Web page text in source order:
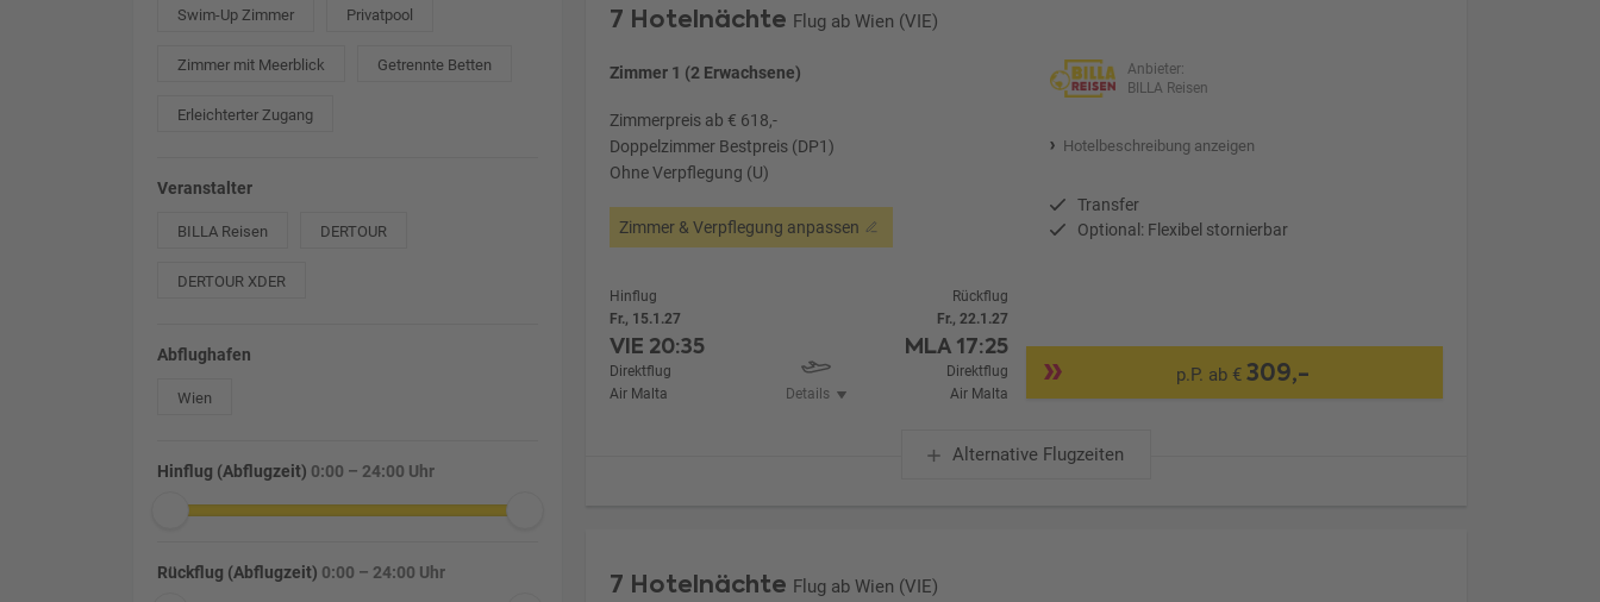
Swim-Up Zimmer Privatpool
Zimmer mit Meerblick Getrennte Betten
Erleichterter Zugang
Veranstalter
BILLA Reisen DERTOUR
DERTOUR XDER
Abflughafen
Wien
Hinflug (Abflugzeit) 0:00 – 24:00 Uhr
Rückflug (Abflugzeit) 0:00 – 24:00 Uhr
7 Hotelnächte Flug ab Wien (VIE)
Zimmer 1 (2 Erwachsene)
Zimmerpreis ab € 618,-
Doppelzimmer Bestpreis (DP1)
Ohne Verpflegung (U)
Zimmer & Verpflegung anpassen
Anbieter:
BILLA Reisen
Hotelbeschreibung anzeigen
Transfer
Optional: Flexibel stornierbar
Hinflug
Fr., 15.1.27
VIE 20:35
Direktflug
Air Malta
Details
Rückflug
Fr., 22.1.27
MLA17:25
Direktflug
Air Malta
p.P. ab €309,-
Alternative Flugzeiten
7 Hotelnächte Flug ab Wien (VIE)